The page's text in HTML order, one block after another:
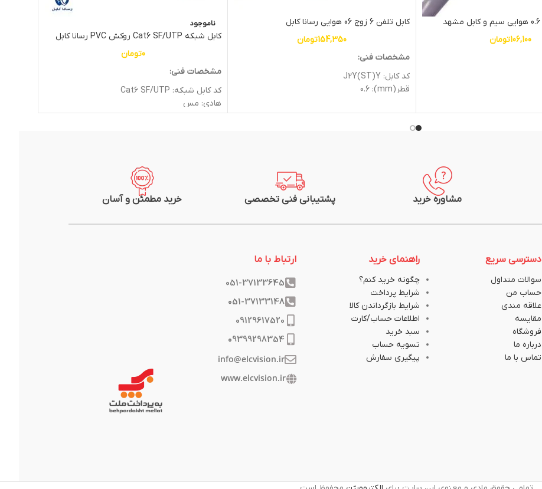
106,100تومان
کابل تلفن 6 زوج 06 هوایی رسانا کابل
154,350تومان
مشخصات فنی:
کد کابل: J2Y(ST)Y
قطر(mm): 0.6
عایق: PVC
ناموجود
کابل شبکه Cat6 SF/UTP روکش PVC رسانا کابل
0تومان
مشخصات فنی:
کد کابل شبکه: Cat6 SF/UTP
هادی: مس
غلاف: PVC
مشاوره خرید پشتیبانی فنی تخصصی خرید مطمئن و آسان
دسترسی سریع
سوالات متداول
حساب من
علاقه مندی
مقایسه
فروشگاه
درباره ما
تماس با ما
راهنمای خرید
چگونه خرید کنم؟
شرایط پرداخت
شرایط بازگرداندن کالا
اطلاعات حساب/کارت
سبد خرید
تسویه حساب
پیگیری سفارش
ارتباط با ما
051-37133645
051-37133148
09129617520
09399298354
info@elcvision.ir
www.elcvision.ir